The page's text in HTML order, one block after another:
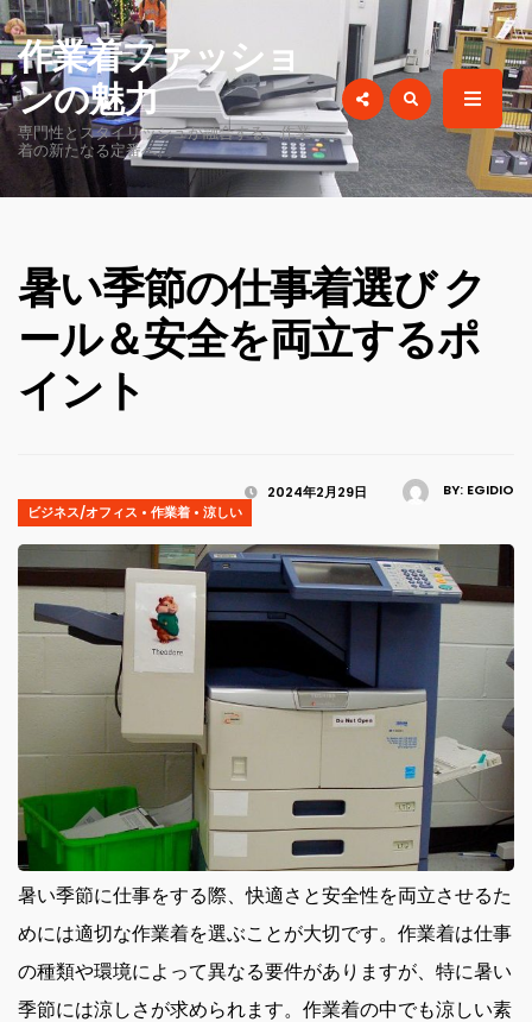
for:
作業着ファッショ
ンの魅力
専門性とスタイリッシュが融合する、作業
着の新たなる定番へ。
暑い季節の仕事着選び ク
ール＆安全を両立するポ
イント
BY: EGIDIO
2024年2月29日
ビジネス/オフィス • 作業着 • 涼しい
暑い季節に仕事をする際、快適さと安全性を両立させるた
めには適切な作業着を選ぶことが大切です。 作業着は仕事
の種類や環境によって異なる要件がありますが、特に暑い
季節には涼しさが求められます。作業着の中でも涼しい素